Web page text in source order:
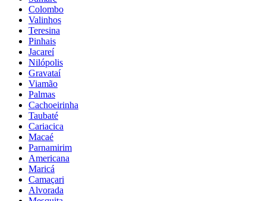
Colombo
Valinhos
Teresina
Pinhais
Jacareí
Nilópolis
Gravataí
Viamão
Palmas
Cachoeirinha
Taubaté
Cariacica
Macaé
Parnamirim
Americana
Maricá
Camaçari
Alvorada